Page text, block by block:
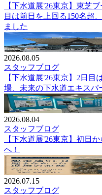
【下水道展'26東京】東芝
目は前日を上回る150名超
ました
2026.08.05
スタッフブログ
【下水道展'26東京】2日目
場、未来の下水道エキスパ
2026.08.04
スタッフブログ
【下水道展'26東京】初日
へ！
2026.07.15
スタッフブログ